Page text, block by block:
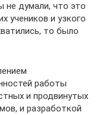
не думали, что это
учеников и узкого
то было
работы
и продвинутых
и разработкой